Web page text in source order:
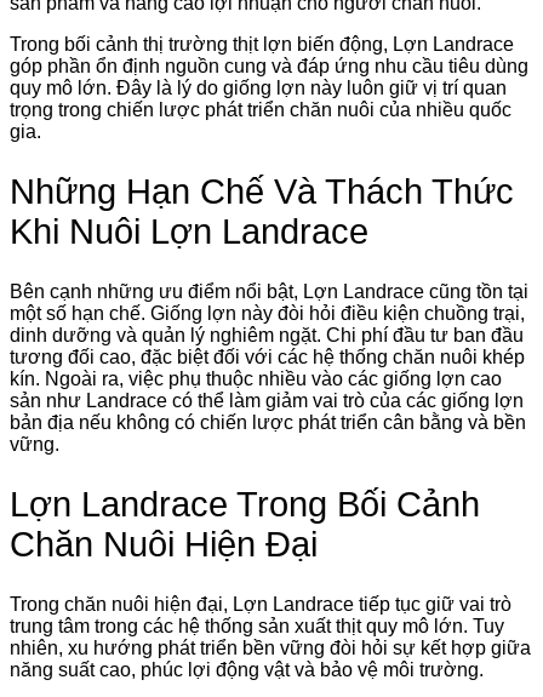
Trong bối cảnh thị trường thịt lợn biến động, Lợn Landrace
góp phần ổn định nguồn cung và đáp ứng nhu cầu tiêu dùng
quy mô lớn. Đây là lý do giống lợn này luôn giữ vị trí quan
trọng trong chiến lược phát triển chăn nuôi của nhiều quốc
gia.
Những Hạn Chế Và Thách Thức
Khi Nuôi Lợn Landrace
Bên cạnh những ưu điểm nổi bật, Lợn Landrace cũng tồn tại
một số hạn chế. Giống lợn này đòi hỏi điều kiện chuồng trại,
dinh dưỡng và quản lý nghiêm ngặt. Chi phí đầu tư ban đầu
tương đối cao, đặc biệt đối với các hệ thống chăn nuôi khép
kín. Ngoài ra, việc phụ thuộc nhiều vào các giống lợn cao
sản như Landrace có thể làm giảm vai trò của các giống lợn
bản địa nếu không có chiến lược phát triển cân bằng và bền
vững.
Lợn Landrace Trong Bối Cảnh
Chăn Nuôi Hiện Đại
Trong chăn nuôi hiện đại, Lợn Landrace tiếp tục giữ vai trò
trung tâm trong các hệ thống sản xuất thịt quy mô lớn. Tuy
nhiên, xu hướng phát triển bền vững đòi hỏi sự kết hợp giữa
năng suất cao, phúc lợi động vật và bảo vệ môi trường.